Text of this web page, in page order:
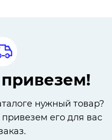
нужный товар?
его для вас